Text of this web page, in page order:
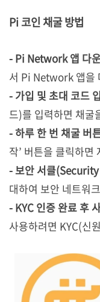
Pi 코인 채굴 방법
- Pi Network 앱 다
서 Pi Network 앱을
- 가입 및 초대 코드
드)를 입력하면 채굴
- 하루 한 번 채굴 버
작’ 버튼을 클릭하면
- 보안 서클
대하여 보안 네트워
- KYC 인증 완료 후
사용하려면 KYC(신